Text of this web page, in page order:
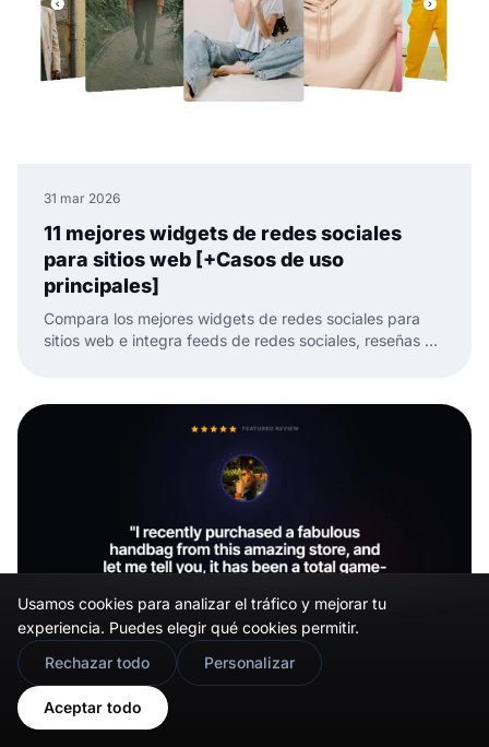
31 mar 2026
11 mejores widgets de redes sociales
para sitios web [+Casos de uso
principales]
Compara los mejores widgets de redes sociales para
sitios web e integra feeds de redes sociales, reseñas y
Cómo incrustar testimonios en un sitio
Usamos cookies para analizar el tráfico y mejorar tu
experiencia. Puedes elegir qué cookies permitir.
Rechazar todo
Personalizar
Aceptar todo
🇬🇧 Would you prefer this site in English?
View in English